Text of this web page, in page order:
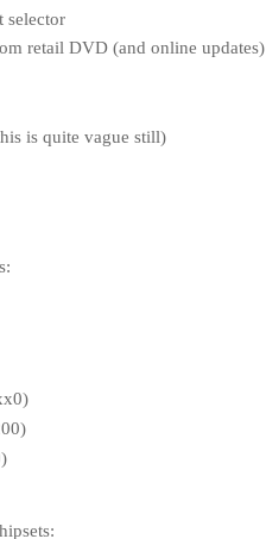
selector
retail DVD (and online updates)
is quite vague still)